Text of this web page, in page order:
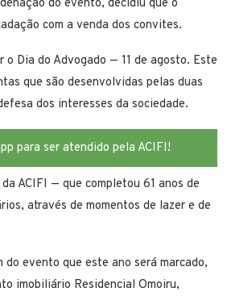
do evento, decidiu que o
com a venda dos convites.
Dia do Advogado — 11 de agosto. Este
que são desenvolvidas pelas duas
dos interesses da sociedade.
para ser atendido pela ACIFI!
ACIFI — que completou 61 anos de
através de momentos de lazer e de
evento que este ano será marcado,
imobiliário Residencial Omoiru,